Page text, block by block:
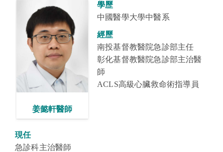
姜懿軒醫師
現任
急診科主治醫師
學歷
中國醫學大學中醫系
經歷
南投基督教醫院急診部主任
彰化基督教醫院急診部主治醫
師
ACLS高級心臟救命術指導員